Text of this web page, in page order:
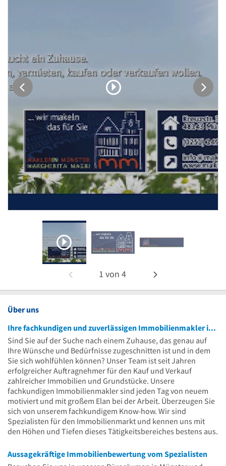
1 von 4
Über uns
Ihre fachkundigen und zuverlässigen Immobilienmakler in Münster
Sind Sie auf der Suche nach einem Zuhause, das genau auf
Ihre Wünsche und Bedürfnisse zugeschnitten ist und in dem
Sie sich wohlfühlen können? Unser Team ist seit Jahren
erfolgreicher Auftragnehmer für den Kauf und Verkauf
zahlreicher Immobilien und Grundstücke. Unsere
fachkundigen Immobilienmakler sind jeden Tag von neuem
motiviert und mit großem Elan bei der Arbeit. Überzeugen Sie
sich von unserem fachkundigem Know-how. Wir sind
Spezialisten für den Immobilienmarkt und kennen uns mit
den Höhen und Tiefen dieses Tätigkeitsbereiches bestens aus.
Aussagekräftige Immobilienbewertung vom Spezialisten